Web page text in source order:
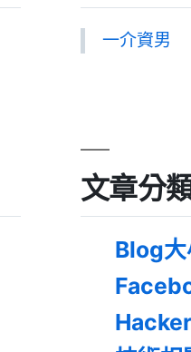
一介資男
文章分
Blog